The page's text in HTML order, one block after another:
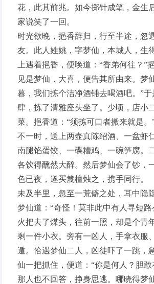
花，此其前兆。如今掷针成笔，金生
家说笑了一回。
时光欲晚，挹香辞归，行至半途，忽
友。此人姓姚，字梦仙，本城人，生
上遇着挹香，便唤道：“香弟何往？”
见是梦仙，大喜，便告其所由来。梦
暮，我们拣个洁净酒铺去喝酒吧。”
肆，拣了清雅座头坐了。少顷，店小
菜。挹香道：“须拣可口者搬来就是。
不一时，送上两壶真陈绍酒、一盆虾
南腿馅蛋饺、一碟糟鸡、一碗笋腐。
各饮得醺然大醉。然后梦仙会了钞，
色已夜，遂买篾檀烛之，携手同行。
未及半里，忽至一荒僻之处，耳中隐
梦仙道：“奇怪！莫非此中有人寻短路
火把去了煤头，往前一照，却是个青
剩一件小衣。旁有一凶人，手拿衣服
遁。恰遇梦仙二人，凶徒吓了一跳，
仙一把抓住，便道：“你是何人？胆
那人也不回答，挣身思逃。哪晓得梦